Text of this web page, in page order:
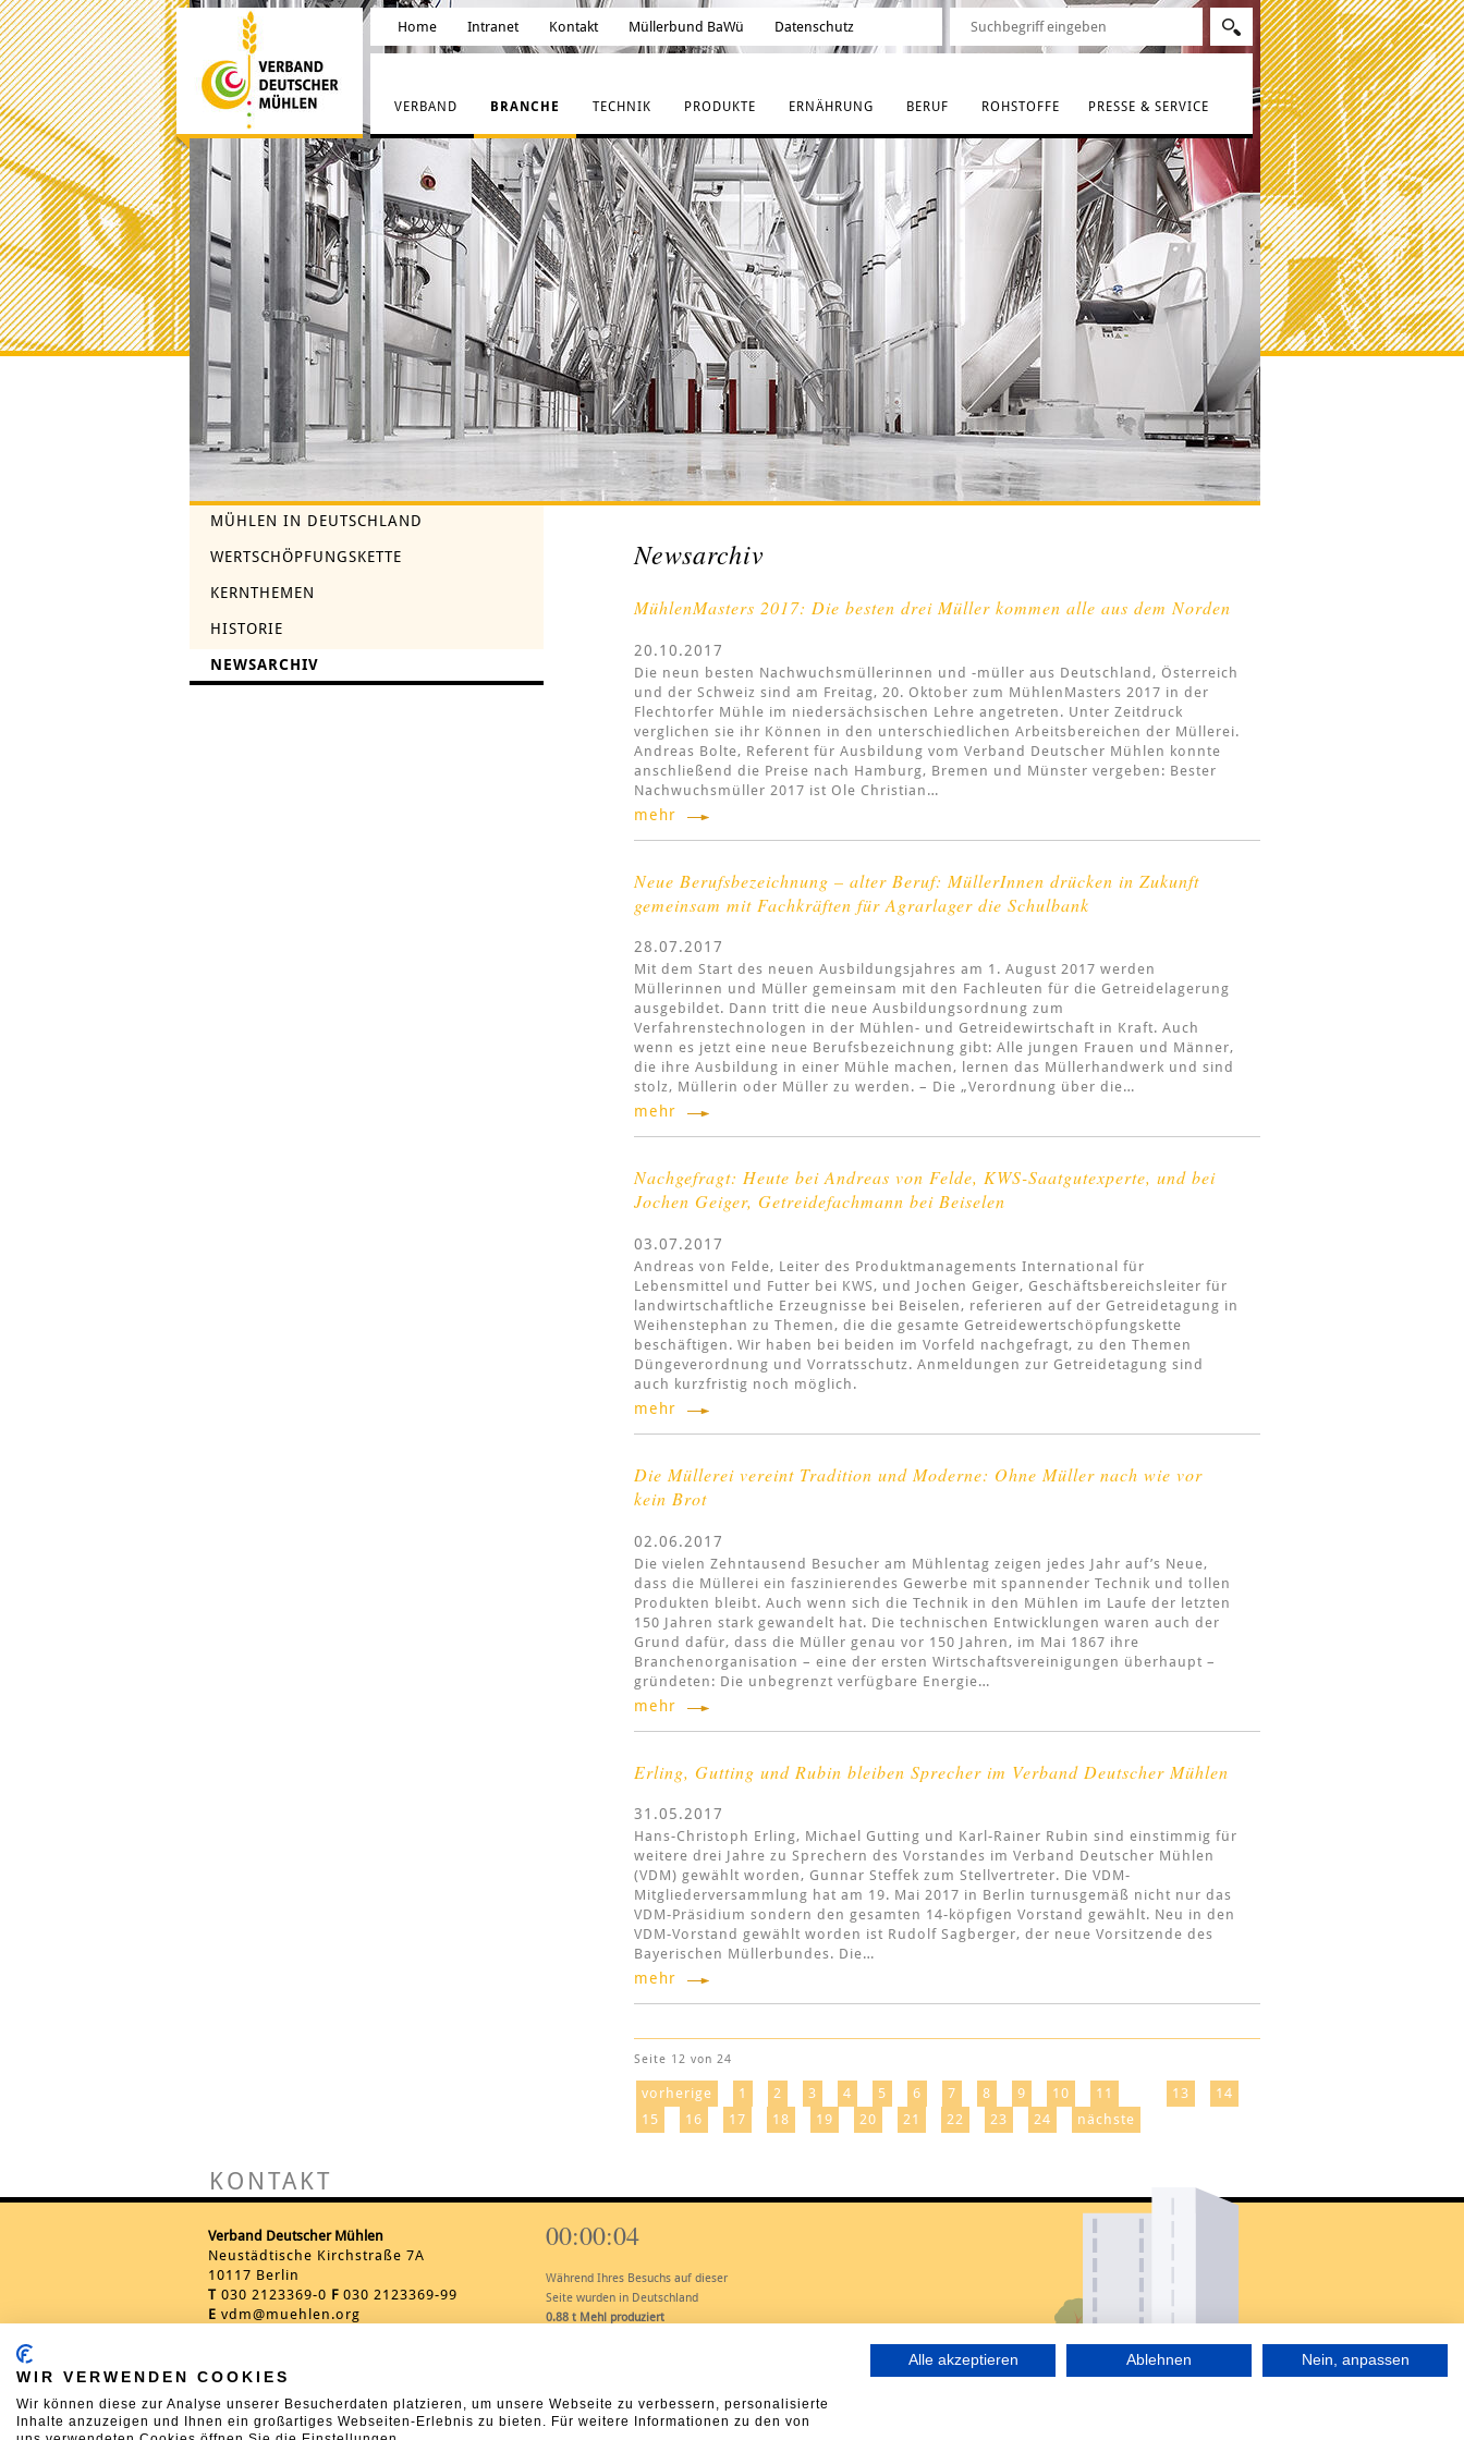
Home Intranet Kontakt Müllerbund BaWü Datenschutz
VERBAND BRANCHE TECHNIK PRODUKTE ERNÄHRUNG BERUF ROHSTOFFE PRESSE & SERVICE
MÜHLEN IN DEUTSCHLAND
WERTSCHÖPFUNGSKETTE
KERNTHEMEN
HISTORIE
NEWSARCHIV
Newsarchiv
MühlenMasters 2017: Die besten drei Müller kommen alle aus dem Norden
20.10.2017
Die neun besten Nachwuchsmüllerinnen und -müller aus Deutschland, Österreich
und der Schweiz sind am Freitag, 20. Oktober zum MühlenMasters 2017 in der
Flechtorfer Mühle im niedersächsischen Lehre angetreten. Unter Zeitdruck
verglichen sie ihr Können in den unterschiedlichen Arbeitsbereichen der Müllerei.
Andreas Bolte, Referent für Ausbildung vom Verband Deutscher Mühlen konnte
anschließend die Preise nach Hamburg, Bremen und Münster vergeben: Bester
Nachwuchsmüller 2017 ist Ole Christian…
mehr
Neue Berufsbezeichnung – alter Beruf: MüllerInnen drücken in Zukunft
gemeinsam mit Fachkräften für Agrarlager die Schulbank
28.07.2017
Mit dem Start des neuen Ausbildungsjahres am 1. August 2017 werden
Müllerinnen und Müller gemeinsam mit den Fachleuten für die Getreidelagerung
ausgebildet. Dann tritt die neue Ausbildungsordnung zum
Verfahrenstechnologen in der Mühlen- und Getreidewirtschaft in Kraft. Auch
wenn es jetzt eine neue Berufsbezeichnung gibt: Alle jungen Frauen und Männer,
die ihre Ausbildung in einer Mühle machen, lernen das Müllerhandwerk und sind
stolz, Müllerin oder Müller zu werden. – Die „Verordnung über die…
mehr
Nachgefragt: Heute bei Andreas von Felde, KWS-Saatgutexperte, und bei
Jochen Geiger, Getreidefachmann bei Beiselen
03.07.2017
Andreas von Felde, Leiter des Produktmanagements International für
Lebensmittel und Futter bei KWS, und Jochen Geiger, Geschäftsbereichsleiter für
landwirtschaftliche Erzeugnisse bei Beiselen, referieren auf der Getreidetagung in
Weihenstephan zu Themen, die die gesamte Getreidewertschöpfungskette
beschäftigen. Wir haben bei beiden im Vorfeld nachgefragt, zu den Themen
Düngeverordnung und Vorratsschutz. Anmeldungen zur Getreidetagung sind
auch kurzfristig noch möglich.
mehr
Die Müllerei vereint Tradition und Moderne: Ohne Müller nach wie vor
kein Brot
02.06.2017
Die vielen Zehntausend Besucher am Mühlentag zeigen jedes Jahr auf’s Neue,
dass die Müllerei ein faszinierendes Gewerbe mit spannender Technik und tollen
Produkten bleibt. Auch wenn sich die Technik in den Mühlen im Laufe der letzten
150 Jahren stark gewandelt hat. Die technischen Entwicklungen waren auch der
Grund dafür, dass die Müller genau vor 150 Jahren, im Mai 1867 ihre
Branchenorganisation – eine der ersten Wirtschaftsvereinigungen überhaupt –
gründeten: Die unbegrenzt verfügbare Energie…
mehr
Erling, Gutting und Rubin bleiben Sprecher im Verband Deutscher Mühlen
31.05.2017
Hans-Christoph Erling, Michael Gutting und Karl-Rainer Rubin sind einstimmig für
weitere drei Jahre zu Sprechern des Vorstandes im Verband Deutscher Mühlen
(VDM) gewählt worden, Gunnar Steffek zum Stellvertreter. Die VDM-
Mitgliederversammlung hat am 19. Mai 2017 in Berlin turnusgemäß nicht nur das
VDM-Präsidium sondern den gesamten 14-köpfigen Vorstand gewählt. Neu in den
VDM-Vorstand gewählt worden ist Rudolf Sagberger, der neue Vorsitzende des
Bayerischen Müllerbundes. Die…
mehr
Seite 12 von 24
vorherige 1 2 3 4 5 6 7 8 9 10 11 13
14
15
16 17 18 19 20 21 22 23 24 nächste
KONTAKT
Verband Deutscher Mühlen
Neustädtische Kirchstraße 7A
10117 Berlin
T 030 2123369-0 F 030 2123369-99
E vdm@muehlen.org
00:00:05
Während Ihres Besuchs auf dieser
Seite wurden in Deutschland
0.88 t Mehl produziert
WIR VERWENDEN COOKIES
Wir können diese zur Analyse unserer Besucherdaten platzieren, um unsere Webseite zu verbessern, personalisierte
Inhalte anzuzeigen und Ihnen ein großartiges Webseiten-Erlebnis zu bieten. Für weitere Informationen zu den von
Alle akzeptieren Ablehnen Nein, anpassen